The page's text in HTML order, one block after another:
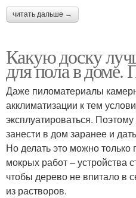
читать дальше →
Какую доску
для пола в доме.
Даже пиломатериалы
акклиматизации к тем
эксплуатироваться.
занести в дом заранее и
Но делать это можно только
мокрых работ – устройства
чтобы дерево не впитало в
из растворов.